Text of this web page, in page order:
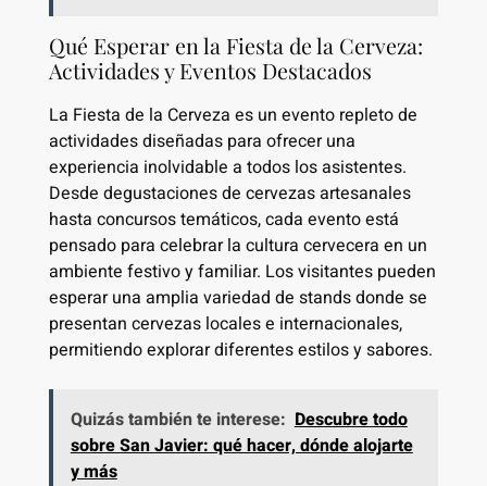
Qué Esperar en la Fiesta de la Cerveza:
Actividades y Eventos Destacados
La Fiesta de la Cerveza es un evento repleto de
actividades diseñadas para ofrecer una
experiencia inolvidable a todos los asistentes.
Desde degustaciones de cervezas artesanales
hasta concursos temáticos, cada evento está
pensado para celebrar la cultura cervecera en un
ambiente festivo y familiar. Los visitantes pueden
esperar una amplia variedad de stands donde se
presentan cervezas locales e internacionales,
permitiendo explorar diferentes estilos y sabores.
Quizás también te interese: Descubre todo
sobre San Javier: qué hacer, dónde alojarte
y más